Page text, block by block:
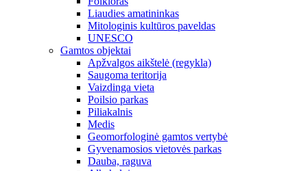
Liaudies amatininkas
Mitologinis kultūros paveldas
UNESCO
Gamtos objektai
Apžvalgos aikštelė (regykla)
Saugoma teritorija
Vaizdinga vieta
Poilsio parkas
Piliakalnis
Medis
Geomorfologinė gamtos vertybė
Gyvenamosios vietovės parkas
Dauba, raguva